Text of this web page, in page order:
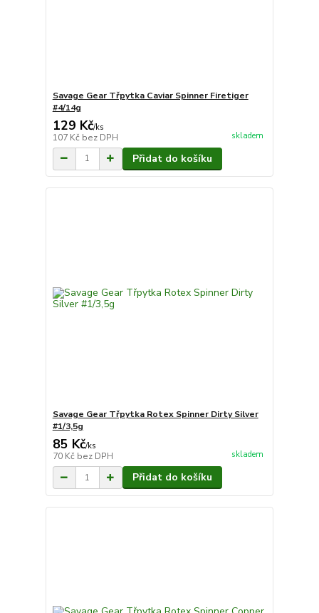
Savage Gear Třpytka Caviar Spinner Firetiger
#4/14g
129 Kč/ks
107 Kč bez DPH skladem
Přidat do košíku
Savage Gear Třpytka Rotex Spinner Dirty Silver
#1/3,5g
85 Kč/ks
70 Kč bez DPH skladem
Přidat do košíku